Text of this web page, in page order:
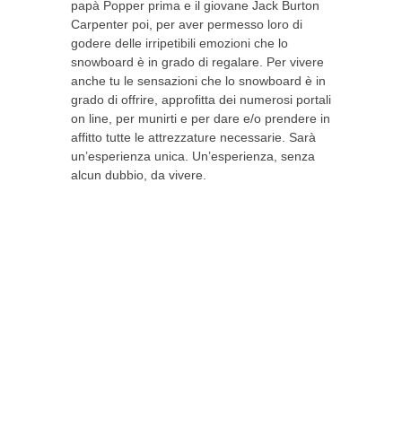
papà Popper prima e il giovane Jack Burton
Carpenter poi, per aver permesso loro di
godere delle irripetibili emozioni che lo
snowboard è in grado di regalare. Per vivere
anche tu le sensazioni che lo snowboard è in
grado di offrire, approfitta dei numerosi portali
on line, per munirti e per dare e/o prendere in
affitto tutte le attrezzature necessarie. Sarà
un’esperienza unica. Un’esperienza, senza
alcun dubbio, da vivere.